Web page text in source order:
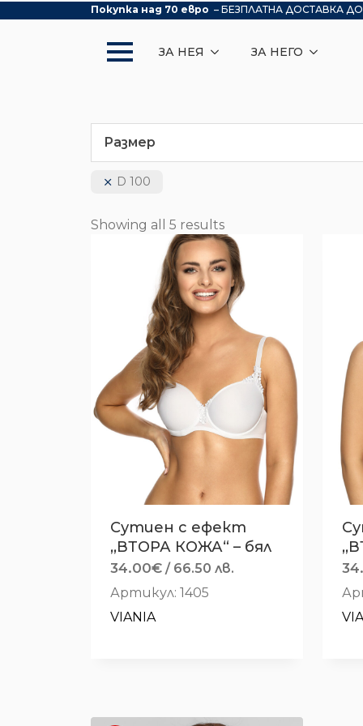
Покупка над 70 евро – БЕЗПЛАТНА ДОСТАВКА
ЗА НЕЯ ЗА НЕГО
Размер
D 100
Showing all 5 results
Сутиен с ефект
,,ВТОРА КОЖА“ – бял
34.00€ / 66.50 лв.
Артикул: 1405
VIANIA